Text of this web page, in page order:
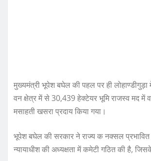
मुख्यमंत्री भूपेश बघेल की पहल पर ही लोहाण्डीगुड़ा
वन क्षेत्र में से 30,439 हेक्टेयर भूमि राजस्व मद में
मसाहती खसरा प्रदाय किया गया।
भूपेश बघेल की सरकार ने राज्य क नक्सल प्रभावित
न्यायाधीश की अध्यक्षता में कमेटी गठित की है,